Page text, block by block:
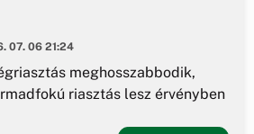
07. 06 21:24
meghosszabbodik,
riasztás lesz érvényben